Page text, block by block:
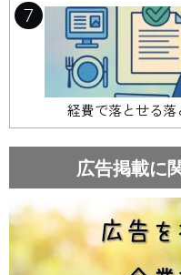
7
経費で落とせる
広告掲載に